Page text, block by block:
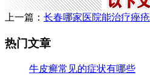
上一篇： 长春哪家医院能治疗痤疮
热门文章
牛皮癣常见的症状有哪些